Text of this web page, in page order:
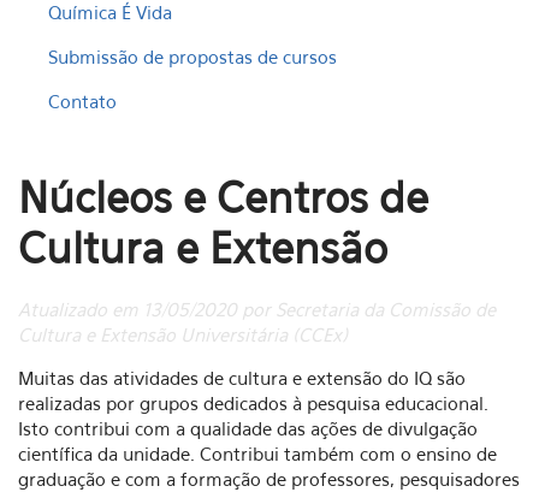
Química É Vida
Submissão de propostas de cursos
Contato
Núcleos e Centros de
Cultura e Extensão
Atualizado em 13/05/2020 por Secretaria da Comissão de
Cultura e Extensão Universitária (CCEx)
Muitas das atividades de cultura e extensão do IQ são
realizadas por grupos dedicados à pesquisa educacional.
Isto contribui com a qualidade das ações de divulgação
científica da unidade. Contribui também com o ensino de
graduação e com a formação de professores, pesquisadores